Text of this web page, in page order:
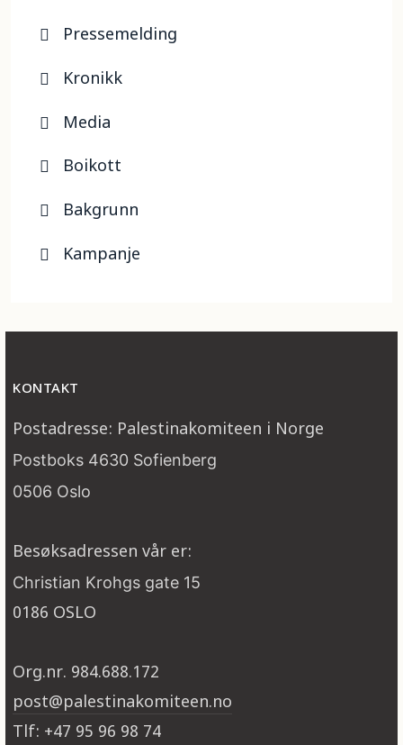
Pressemelding
Kronikk
Media
Boikott
Bakgrunn
Kampanje
KONTAKT
Postadresse: Palestinakomiteen i Norge
Postboks 4630 Sofienberg
0506 Oslo
Besøksadressen vår er:
Christian Krohgs gate 15
0186 OSLO
Org.nr. 984.688.172
post@palestinakomiteen.no
Tlf: +47 95 96 98 74